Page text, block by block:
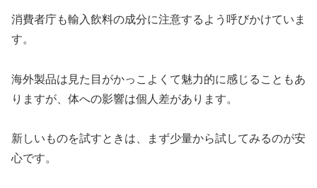
消費者庁も輸入飲料の成分に注意するよう呼びかけていま
す。
海外製品は見た目がかっこよくて魅力的に感じることもあ
りますが、体への影響は個人差があります。
新しいものを試すときは、まず少量から試してみるのが安
心です。